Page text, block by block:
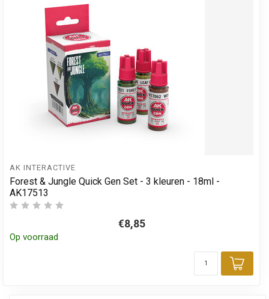
AK INTERACTIVE
Forest & Jungle Quick Gen Set - 3 kleuren - 18ml -
AK17513
€8,85
Op voorraad